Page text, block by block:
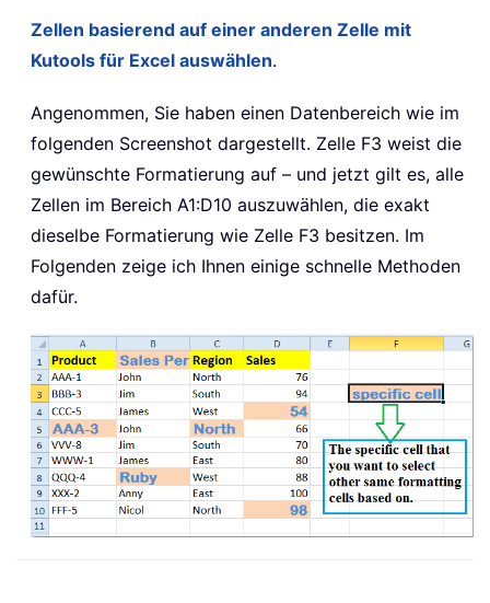
Zellen basierend auf einer anderen Zelle mit
Kutools für Excel auswählen.
Angenommen, Sie haben einen Datenbereich wie im
folgenden Screenshot dargestellt. Zelle F3 weist die
gewünschte Formatierung auf – und jetzt gilt es, alle
Zellen im Bereich A1:D10 auszuwählen, die exakt
dieselbe Formatierung wie Zelle F3 besitzen. Im
Folgenden zeige ich Ihnen einige schnelle Methoden
dafür.